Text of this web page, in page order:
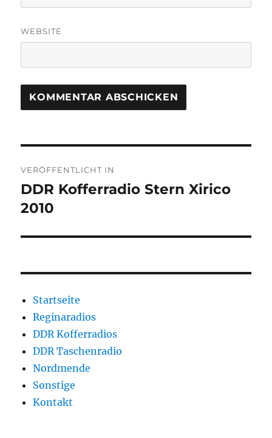
WEBSITE
VERÖFFENTLICHT IN
DDR Kofferradio Stern Xirico
2010
Startseite
Reginaradios
DDR Kofferradios
DDR Taschenradio
Nordmende
Sonstige
Kontakt